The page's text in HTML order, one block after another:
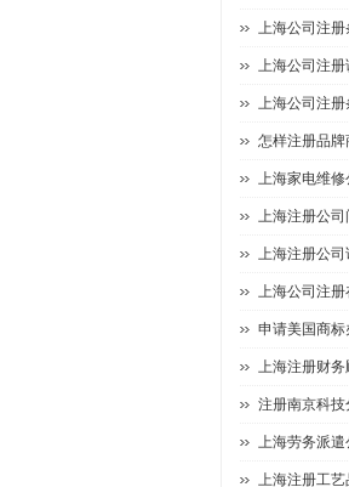
上海公司注
上海公司注册
上海公司注
怎样注册品
上海家电维修
上海注册公司
上海注册公司
上海公司注
申请美国商标
上海注册财
注册南京科
上海劳务派遣
上海注册工